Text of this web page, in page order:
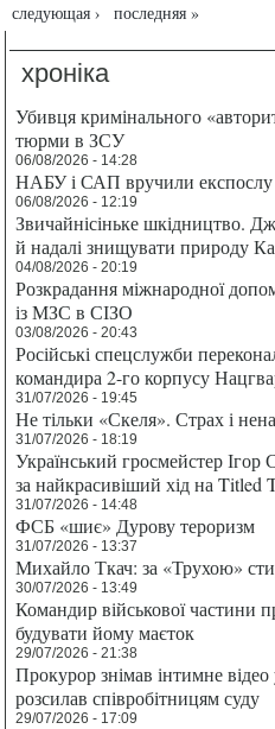
следующая › последняя »
хроніка
Убивця кримінального
тюрми в ЗСУ
06/08/2026 - 14:28
НАБУ і САП вручили
06/08/2026 - 12:19
Звичайнісіньке шкідництво.
й надалі знищувати природу
04/08/2026 - 20:19
Розкрадання міжнародної
із МЗС в СІЗО
03/08/2026 - 20:43
Російські спецслужби
командира 2-го корпусу
31/07/2026 - 19:45
Не тільки «Скеля». Страх і
31/07/2026 - 18:19
Український гросмейстер
за найкрасивіший хід на Titled
31/07/2026 - 14:48
ФСБ «шиє» Дурову тероризм
31/07/2026 - 13:37
Михайло Ткач: за «Трухою»
30/07/2026 - 13:49
Командир військової частини
будувати йому маєток
29/07/2026 - 21:38
Прокурор знімав інтимне відео
розсилав співробітницям суду
29/07/2026 - 17:09